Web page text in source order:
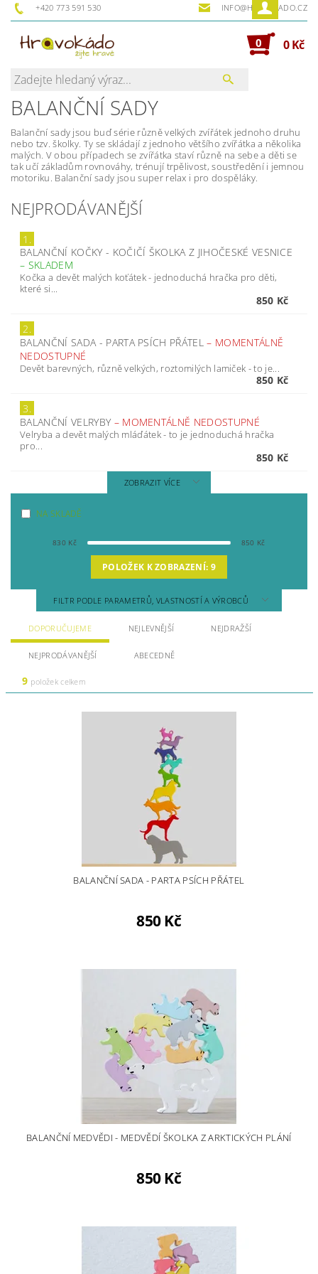
+420 773 591 530 INFO@HRAVOKADO.CZ
0 0 Kč
BALANČNÍ SADY
Balanční sady jsou buď série různě velkých zvířátek jednoho druhu
nebo tzv. školky. Ty se skládají z jednoho většího zvířátka a několika
malých. V obou případech se zvířátka staví různě na sebe a děti se
tak učí základům rovnováhy, trénují trpělivost, soustředění i jemnou
motoriku. Balanční sady jsou super relax i pro dospěláky.
NEJPRODÁVANĚJŠÍ
1.
BALANČNÍ KOČKY - KOČIČÍ ŠKOLKA Z JIHOČESKÉ VESNICE
– SKLADEM
Kočka a devět malých koťátek - jednoduchá hračka pro děti,
které si...
850 Kč
2.
BALANČNÍ SADA - PARTA PSÍCH PŘÁTEL– MOMENTÁLNĚ
NEDOSTUPNÉ
Devět barevných, různě velkých, roztomilých lamiček - to je...
850 Kč
3.
BALANČNÍ VELRYBY – MOMENTÁLNĚ NEDOSTUPNÉ
Velryba a devět malých mláďátek - to je jednoduchá hračka
pro...
850 Kč
ZOBRAZIT VÍCE
NA SKLADĚ
830 Kč 850 Kč
POLOŽEK K ZOBRAZENÍ: 9
FILTR PODLE PARAMETRŮ, VLASTNOSTÍ A VÝROBCŮ
DOPORUČUJEME NEJLEVNĚJŠÍ NEJDRAŽŠÍ
NEJPRODÁVANĚJŠÍ ABECEDNĚ
9 položek celkem
BALANČNÍ SADA - PARTA PSÍCH PŘÁTEL
850 Kč
BALANČNÍ MEDVĚDI - MEDVĚDÍ ŠKOLKA Z ARKTICKÝCH PLÁNÍ
850 Kč